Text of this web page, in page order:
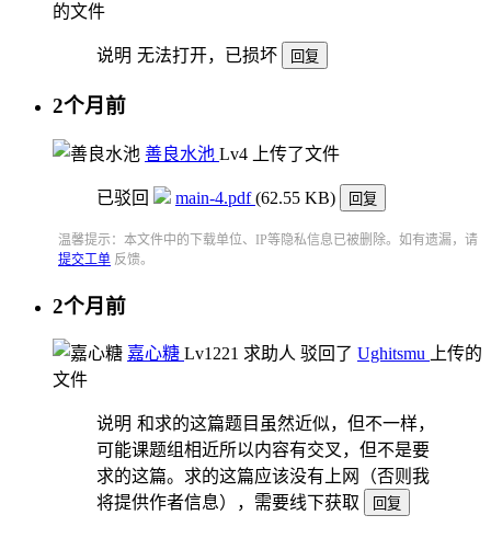
的文件
说明 无法打开，已损坏 回复
2个月前
善良水池 Lv4 上传了文件
已驳回 main-4.pdf(62.55 KB) 回复
温馨提示：本文件中的下载单位、IP等隐私信息已被删除。如有遗漏，请
提交工单 反馈。
2个月前
嘉心糖 Lv1221 求助人 驳回了 Ughitsmu 上传的
文件
说明 和求的这篇题目虽然近似，但不一样，
可能课题组相近所以内容有交叉，但不是要
求的这篇。求的这篇应该没有上网（否则我
将提供作者信息），需要线下获取
回复